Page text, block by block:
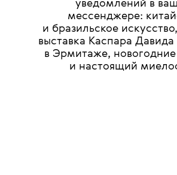
уведомлений в
мессенджере:
и бразильское
выставка Каспара
в Эрмитаже,
и настоящий